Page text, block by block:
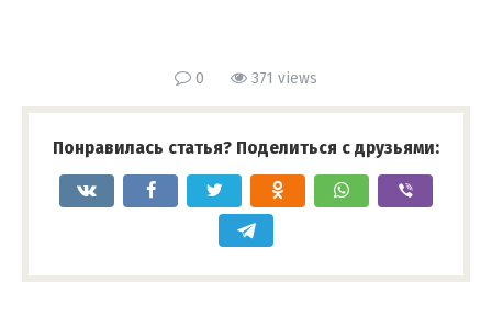
0 371 views
Понравилась статья? Поделиться с друзьями: